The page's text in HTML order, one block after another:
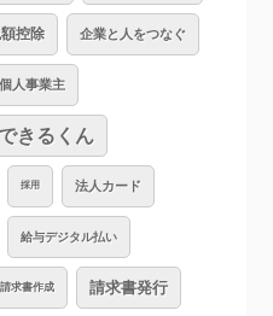
控除 企業と人をつなぐ
個人事業主
きるくん
採用 法人カード
給与デジタル払い
請求書作成 請求書発行